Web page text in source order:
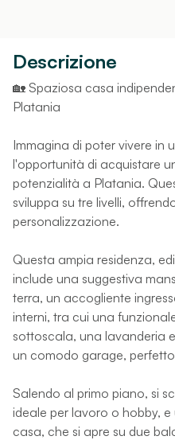
Descrizione
🏡 Spaziosa casa
Platania
Immagina di poter vivere in
l'opportunità di acquistare
potenzialità a Platania.
sviluppa su tre livelli,
personalizzazione.
Questa ampia residenza,
include una suggestiva
terra, un accogliente
interni, tra cui una
sottoscala, una lavanderia
un comodo garage,
Salendo al primo piano, si
ideale per lavoro o hobby,
casa, che si apre su due